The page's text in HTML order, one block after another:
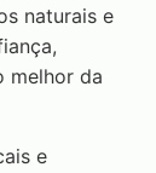
naturais e
melhor da
e